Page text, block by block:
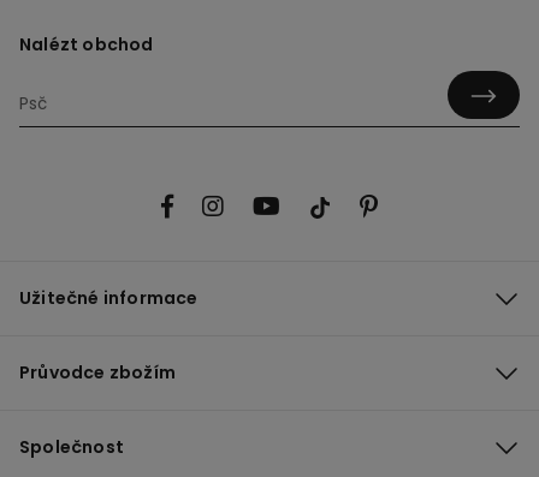
Nalézt obchod
Užitečné informace
Průvodce zbožím
Společnost